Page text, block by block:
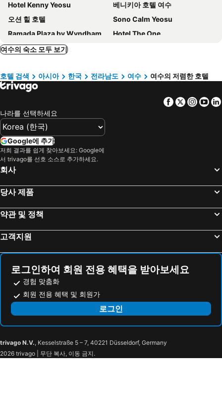
Hotel Kenny Yeosu
베니키아 호텔 여수
오션 힐 호텔
Sono Calm Yeosu
Ramada Plaza by Wyndham Dolsan Yeosu
Hotel The One
아난티 남해 (구 힐튼 남해 호텔)
Yeosu Narsha Hotel
Yeosu Beach Hotel
마띠유 여수
Gwangyang Lacky Hotel
Firstcity Hotel YEOSU
Namhae Sports Park Hotel
Mj Hotel
The B
여수비치콘도 리조트
Yeosu Thestay Hostel
Yeosu Belle Mer
Opera Motel Yeosu
Suite Stay Yeosu
B&F 호텔
Gguljam Hotel
코업스테이 호텔 여수
Suzy Pension
Hoteryam Yeosu Hakdong
Manhattan Yeosu
여수의 숙소 모두 보기
호텔 검색 아시아 한국 전라남도 여수 여수의 저렴한 호텔
Facebook
Twitter
나라를 선택하세요
Google에 추가
저희 결과를 쉽게 찾아보세요: Google에
서 trivago를 선호 소스로 추가하세요.
회사
당사 제품
약관 및 정책
고객지원
로그인하여 회원 전용 혜택을 받아보세요
경험 맞춤화
회원 전용 혜택 및 회원가
로그인
trivago N.V., Kesselstraße 5 – 7, 40221 Düsseldorf, Germany
2026 trivago | 무단 복사, 이동 금지.